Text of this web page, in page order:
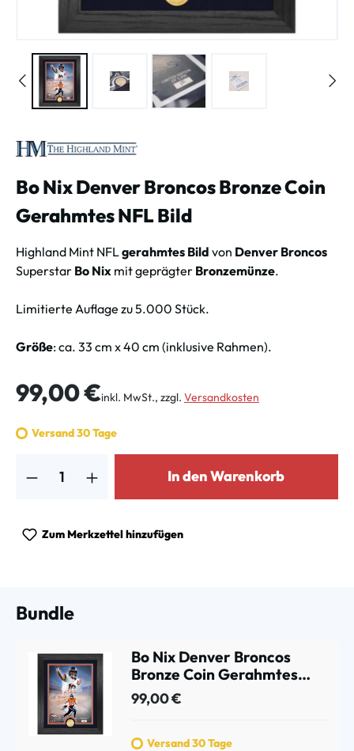
Bo Nix Denver Broncos Bronze Coin
Gerahmtes NFL Bild
Highland Mint NFLgerahmtes Bild von Denver Broncos
Superstar Bo Nix mit geprägter Bronzemünze.
Limitierte Auflage zu 5.000 Stück.
Größe: ca. 33 cm x 40 cm (inklusive Rahmen).
Regulärer Preis:
99,00 €inkl. MwSt., zzgl. Versandkosten
Versand 30 Tage
In den Warenkorb
Zum Merkzettel hinzufügen
Bundle
Bo Nix Denver Broncos
Bronze Coin Gerahmtes
NFL Bild
99,00 €
Versand 30 Tage